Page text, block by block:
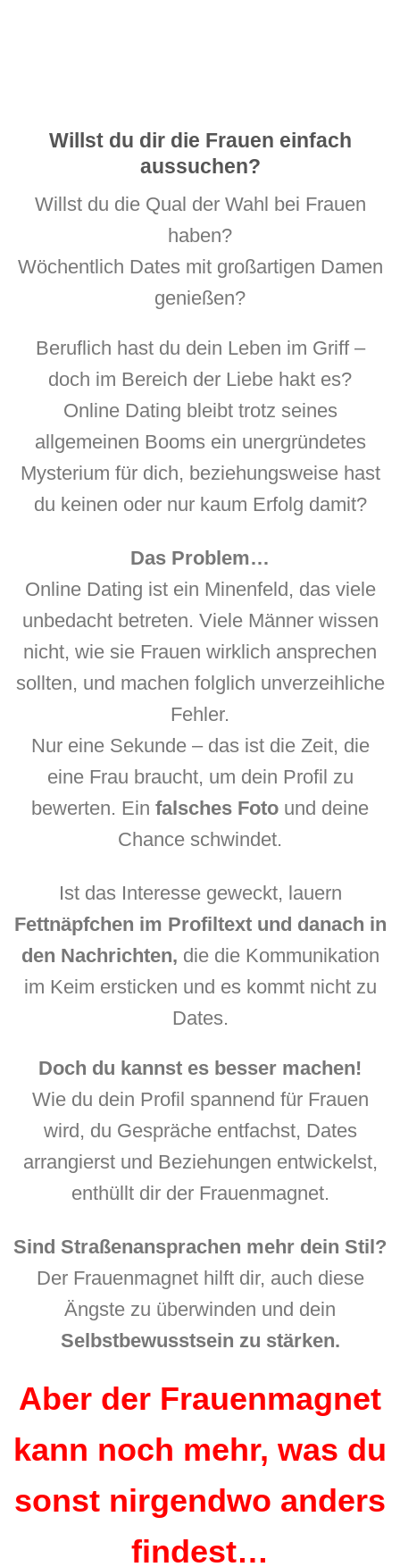
Willst du dir die Frauen einfach
aussuchen?
Willst du die Qual der Wahl bei Frauen
haben?
Wöchentlich Dates mit großartigen Damen
genießen?
Beruflich hast du dein Leben im Griff –
doch im Bereich der Liebe hakt es?
Online Dating bleibt trotz seines
allgemeinen Booms ein unergründetes
Mysterium für dich, beziehungsweise hast
du keinen oder nur kaum Erfolg damit?
Das Problem…
Online Dating ist ein Minenfeld, das viele
unbedacht betreten. Viele Männer wissen
nicht, wie sie Frauen wirklich ansprechen
sollten, und machen folglich unverzeihliche
Fehler.
Nur eine Sekunde – das ist die Zeit, die
eine Frau braucht, um dein Profil zu
bewerten. Ein falsches Foto und deine
Chance schwindet.
Ist das Interesse geweckt, lauern
Fettnäpfchen im Profiltext und danach in
den Nachrichten, die die Kommunikation
im Keim ersticken und es kommt nicht zu
Dates.
Doch du kannst es besser machen!
Wie du dein Profil spannend für Frauen
wird, du Gespräche entfachst, Dates
arrangierst und Beziehungen entwickelst,
enthüllt dir der Frauenmagnet.
Sind Straßenansprachen mehr dein Stil?
Der Frauenmagnet hilft dir, auch diese
Ängste zu überwinden und dein
Selbstbewusstsein zu stärken.
Aber der Frauenmagnet
kann noch mehr, was du
sonst nirgendwo anders
findest…